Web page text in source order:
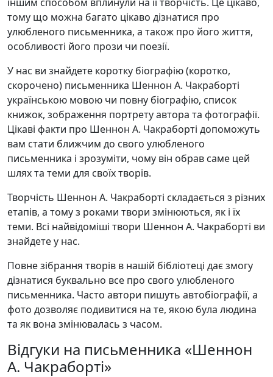
тому що можна багато цікаво дізнатися про
улюбленого письменника, а також про його життя,
особливості його прози чи поезії.
У нас ви знайдете коротку біографію (коротко,
скорочено) письменника Шеннон А. Чакраборті
українською мовою чи повну біографію, список
книжок, зображення портрету автора та фотографії.
Цікаві факти про Шеннон А. Чакраборті допоможуть
вам стати ближчим до свого улюбленого
письменника і зрозуміти, чому він обрав саме цей
шлях та теми для своїх творів.
Творчість Шеннон А. Чакраборті складається з різних
етапів, а тому з роками твори змінюються, як і їх
теми. Всі найвідоміші твори Шеннон А. Чакраборті ви
знайдете у нас.
Повне зібрання творів в нашій бібліотеці дає змогу
дізнатися буквально все про свого улюбленого
письменника. Часто автори пишуть автобіографії, а
фото дозволяє подивитися на те, якою була людина
та як вона змінювалась з часом.
Відгуки на письменника «Шеннон
А. Чакраборті»